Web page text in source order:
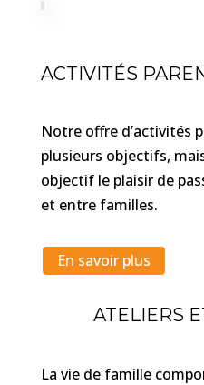
ACTIVITÉS
Notre offre d’activités
plusieurs objectifs,
objectif le plaisir de
et entre familles.
En savoir plus
ATELIERS
La vie de famille